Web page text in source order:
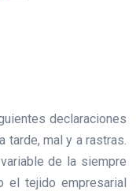
declaraciones
tarde, mal y a rastras.
de la siempre
el tejido empresarial